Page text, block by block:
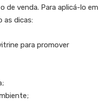
de venda. Para aplicá-lo em
as dicas:
para promover